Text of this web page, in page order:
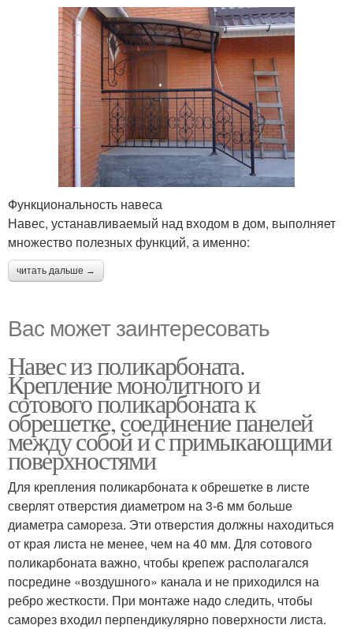
Функциональность навеса
Навес, устанавливаемый над входом в дом, выполняет
множество полезных функций, а именно:
читать дальше →
Вас может заинтересовать
Навес из поликарбоната.
Крепление монолитного и
сотового поликарбоната к
обрешетке, соединение панелей
между собой и с примыкающими
поверхностями
Для крепления поликарбоната к обрешетке в листе
сверлят отверстия диаметром на 3-6 мм больше
диаметра самореза. Эти отверстия должны находиться
от края листа не менее, чем на 40 мм. Для сотового
поликарбоната важно, чтобы крепеж располагался
посредине «воздушного» канала и не приходился на
ребро жесткости. При монтаже надо следить, чтобы
саморез входил перпендикулярно поверхности листа.